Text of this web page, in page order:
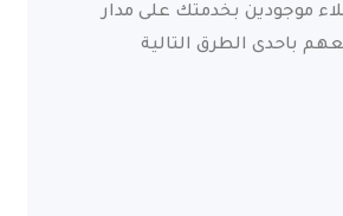
موجودين بخدمتك على مدار
باحدى الطرق التالية